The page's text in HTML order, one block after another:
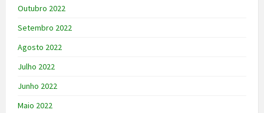
Outubro 2022
Setembro 2022
Agosto 2022
Julho 2022
Junho 2022
Maio 2022